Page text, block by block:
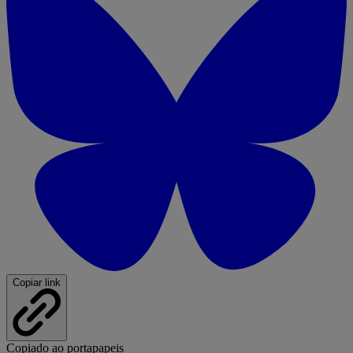
Copiar link
Copiado ao portapapeis